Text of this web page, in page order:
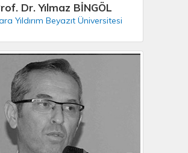
Dr. Yılmaz BİNGÖL
Yıldırım Beyazıt Üniversitesi